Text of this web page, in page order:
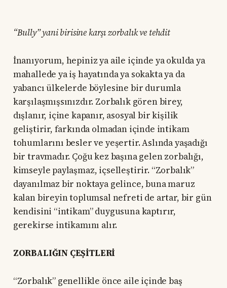
“Bully” yani birisine karşı zorbalık ve tehdit
İnanıyorum, hepiniz ya aile içinde ya okulda ya
mahallede ya iş hayatında ya sokakta ya da
yabancı ülkelerde böylesine bir durumla
karşılaşmışsınızdır. Zorbalık gören birey,
dışlanır, içine kapanır, asosyal bir kişilik
geliştirir, farkında olmadan içinde intikam
tohumlarını besler ve yeşertir. Aslında yaşadığı
bir travmadır. Çoğu kez başına gelen zorbalığı,
kimseyle paylaşmaz, içselleştirir. “Zorbalık”
dayanılmaz bir noktaya gelince, buna maruz
kalan bireyin toplumsal nefreti de artar, bir gün
kendisini “intikam” duygusuna kaptırır,
gerekirse intikamını alır.
ZORBALIĞIN ÇEŞİTLERİ
“Zorbalık” genellikle önce aile içinde baş